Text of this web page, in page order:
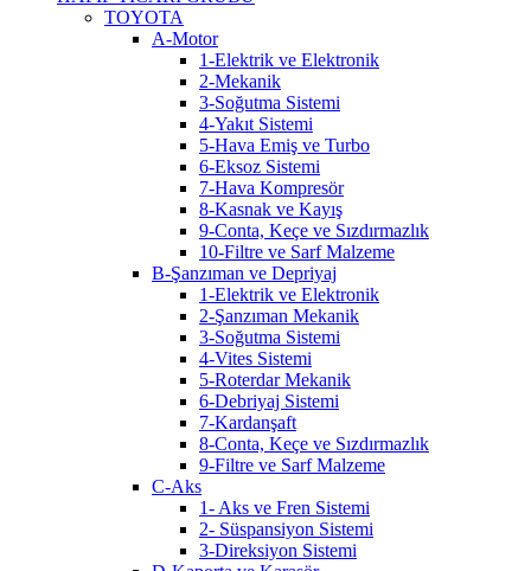
TOYOTA
A-Motor
1-Elektrik ve Elektronik
2-Mekanik
3-Soğutma Sistemi
4-Yakıt Sistemi
5-Hava Emiş ve Turbo
6-Eksoz Sistemi
7-Hava Kompresör
8-Kasnak ve Kayış
9-Conta, Keçe ve Sızdırmazlık
10-Filtre ve Sarf Malzeme
B-Şanzıman ve Depriyaj
1-Elektrik ve Elektronik
2-Şanzıman Mekanik
3-Soğutma Sistemi
4-Vites Sistemi
5-Roterdar Mekanik
6-Debriyaj Sistemi
7-Kardanşaft
8-Conta, Keçe ve Sızdırmazlık
9-Filtre ve Sarf Malzeme
C-Aks
1- Aks ve Fren Sistemi
2- Süspansiyon Sistemi
3-Direksiyon Sistemi